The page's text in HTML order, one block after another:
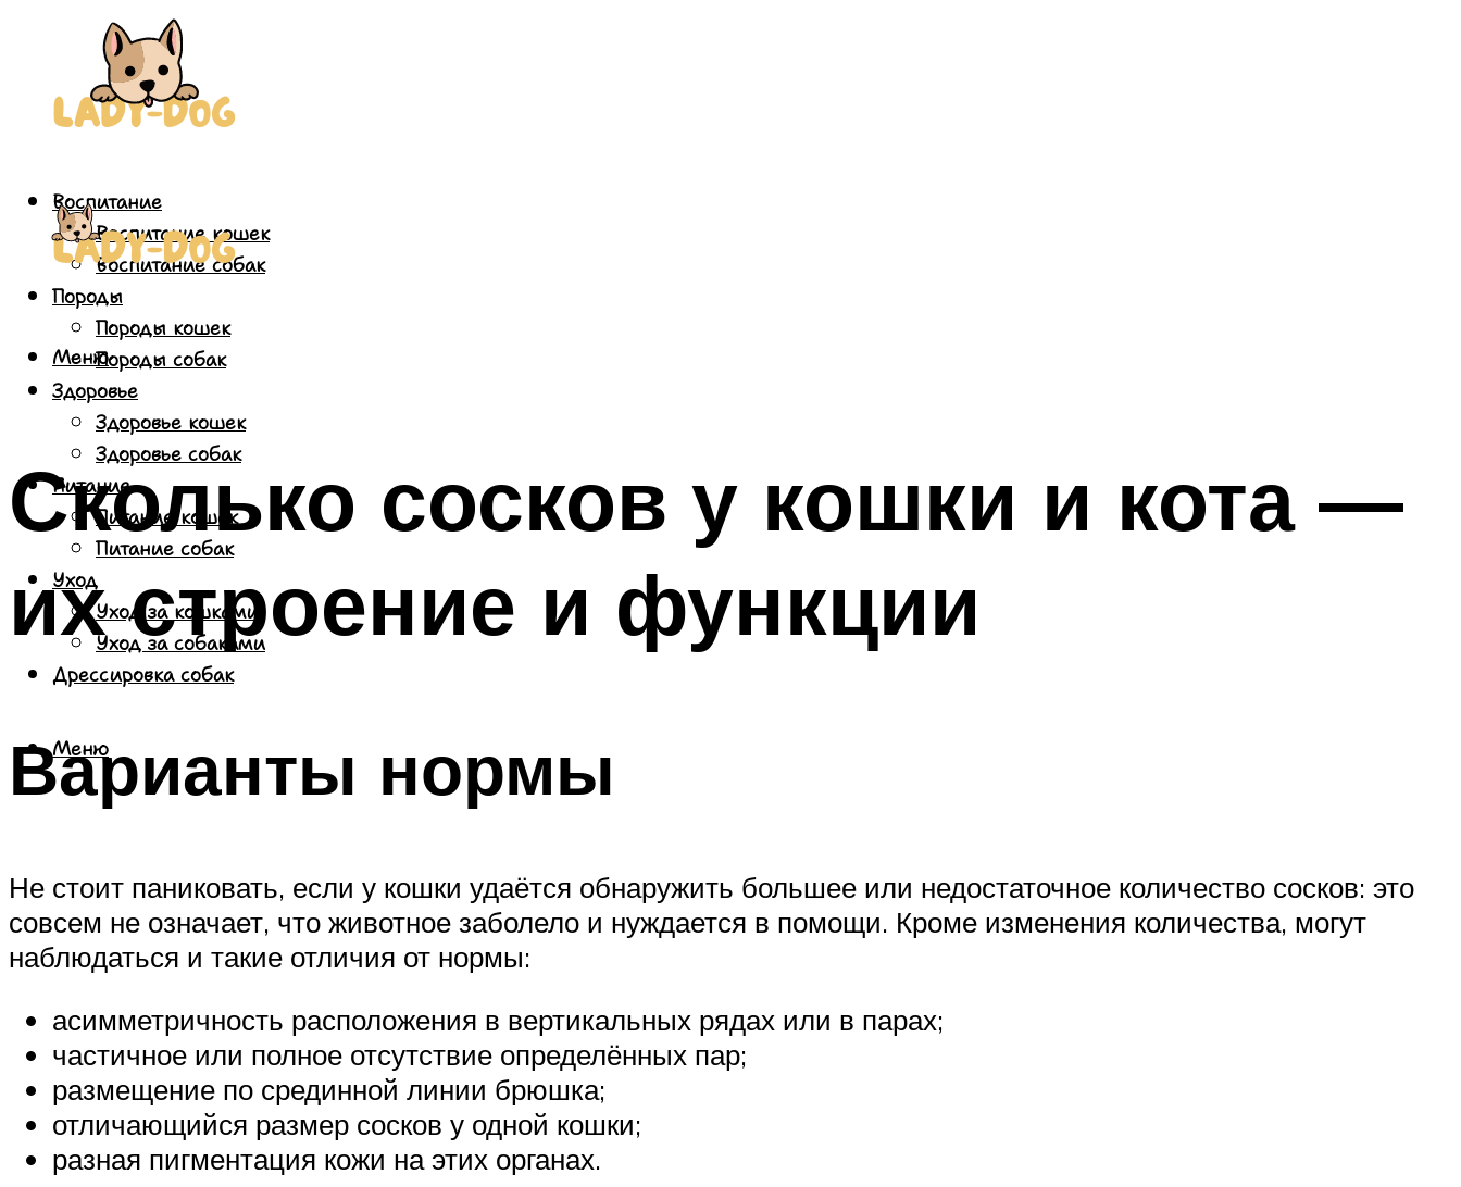
Воспитание
Воспитание кошек
Воспитание собак
Породы
Породы кошек
Породы собак
Здоровье
Здоровье кошек
Здоровье собак
Питание
Питание кошек
Питание собак
Уход
Уход за кошками
Уход за собаками
Дрессировка собак
Меню
Меню
Сколько сосков у кошки и кота —
их строение и функции
Варианты нормы
Не стоит паниковать, если у кошки удаётся обнаружить большее или недостаточное количество сосков: это
совсем не означает, что животное заболело и нуждается в помощи. Кроме изменения количества, могут
наблюдаться и такие отличия от нормы:
асимметричность расположения в вертикальных рядах или в парах;
частичное или полное отсутствие определённых пар;
размещение по срединной линии брюшка;
отличающийся размер сосков у одной кошки;
разная пигментация кожи на этих органах.